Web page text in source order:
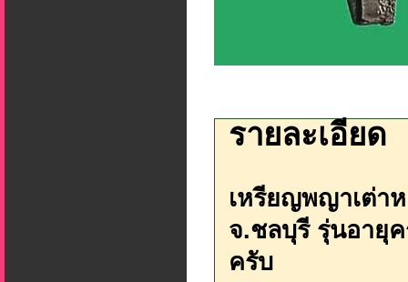
รายละเอียด
เหรียญพญาเต่า
จ.ชลบุรี รุ่นอายุ
ครับ